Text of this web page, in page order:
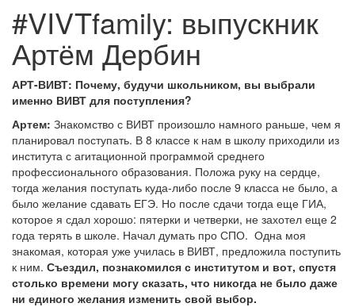
#VIVTfamily: выпускник
Артём Дербин
АРТ-ВИВТ: Почему, будучи школьником, вы выбрали
именно ВИВТ для поступления?
Артем: Знакомство с ВИВТ произошло намного раньше, чем я
планировал поступать. В 8 классе к нам в школу приходили из
института с агитационной программой среднего
профессионального образования. Положа руку на сердце,
тогда желания поступать куда-либо после 9 класса не было, а
было желание сдавать ЕГЭ. Но после сдачи тогда еще ГИА,
которое я сдал хорошо: пятерки и четверки, не захотел еще 2
года терять в школе. Начал думать про СПО. Одна моя
знакомая, которая уже училась в ВИВТ, предложила поступить
к ним. Съездил, познакомился с институтом и вот, спустя
столько времени могу сказать, что никогда не было даже
ни единого желания изменить свой выбор.